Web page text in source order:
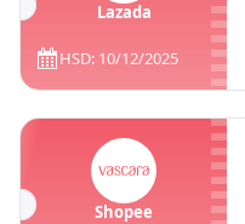
Lazada
HSD: 10/12/2025
Shopee